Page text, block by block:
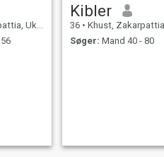
Ukraine
Kibler
36 • Khust, Zakarpattia,
Søger: Mand 40 - 80